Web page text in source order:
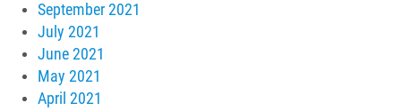
September 2021
July 2021
June 2021
May 2021
April 2021